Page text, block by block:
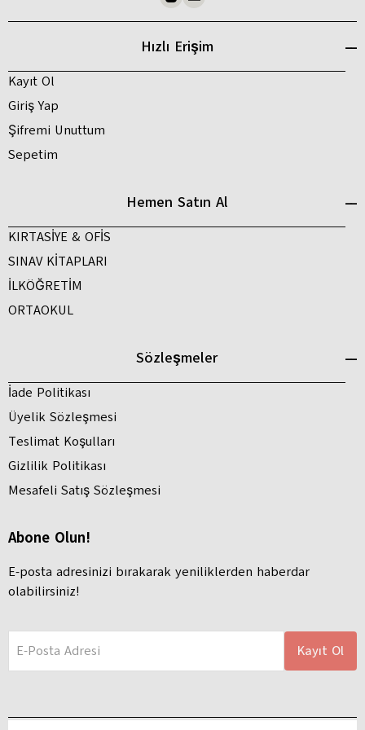
Hızlı Erişim
Kayıt Ol
Giriş Yap
Şifremi Unuttum
Sepetim
Hemen Satın Al
KIRTASİYE & OFİS
SINAV KİTAPLARI
İLKÖĞRETİM
ORTAOKUL
Sözleşmeler
İade Politikası
Üyelik Sözleşmesi
Teslimat Koşulları
Gizlilik Politikası
Mesafeli Satış Sözleşmesi
Abone Olun!
E-posta adresinizi bırakarak yeniliklerden haberdar
olabilirsiniz!
E-Posta Adresi Kayıt Ol